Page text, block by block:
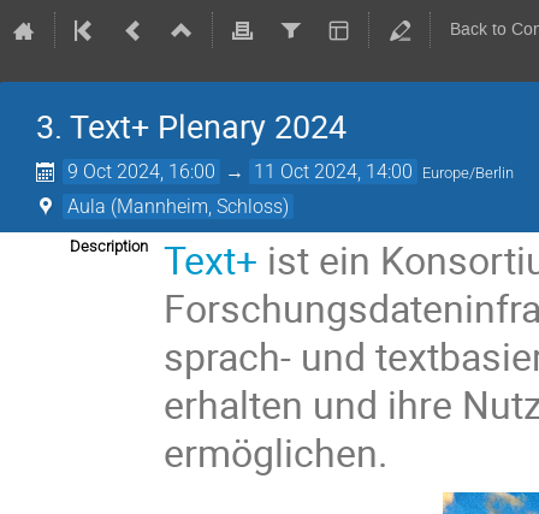
Back to
3. Text+ Plenary 2024
9 Oct 2024, 16:00 → 11 Oct 2024, 14:00 Europe/Berlin
Aula (Mannheim, Schloss)
Description Text+ ist ein
sprach- und
erhalten und ihre
ermöglichen.